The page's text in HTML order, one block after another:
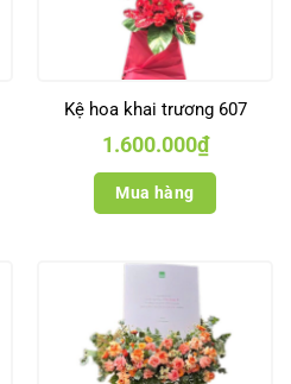
Kệ hoa khai trương 607
1.600.000₫
Mua hàng